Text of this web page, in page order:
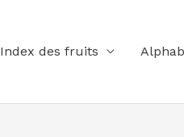
Index des fruits